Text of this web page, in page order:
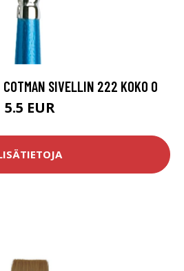
SIVELLIN 222 KOKO 0
5.5 EUR